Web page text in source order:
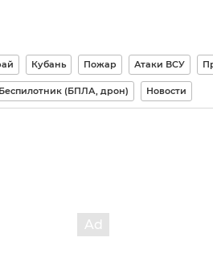
Кубань Пожар Атаки ВСУ
Беспилотник (БПЛА, дрон) Новости